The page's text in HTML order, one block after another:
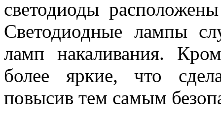
светодиоды
Светодиодные лампы
ламп накаливания.
более яркие, что
повысив тем самым